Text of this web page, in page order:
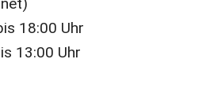
18:00 Uhr
13:00 Uhr